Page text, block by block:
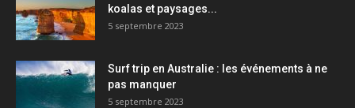
koalas et paysages...
5 septembre 2023
Surf trip en Australie : les événements à ne
pas manquer
5 septembre 2023